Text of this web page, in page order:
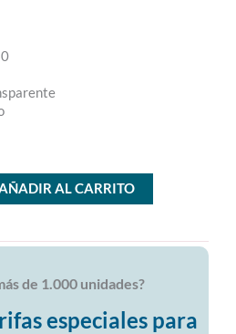
AL CARRITO
de 1.000 unidades?
especiales para